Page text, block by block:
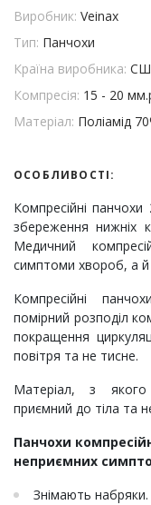
Виробник: Veinax
Тип: Панчохи
Країна виробника:
Компресія: 15 - 20
Матеріал: Поліамід
ОСОБЛИВОСТІ:
Компресійні
збереження нижніх
Медичний
симптоми хвороб, а й
Компресійні
помірний розподіл
покращення
повітря та не тисне.
Матеріал, з якого
приємний до тіла та
Панчохи
неприємних
Знімають набряки.